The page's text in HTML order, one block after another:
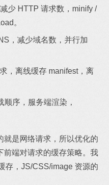
少 HTTP 请求数，minify /
。
，减少域名数，并行加
，离线缓存 manifest，离
序，服务端渲染，
就是网络请求，所以优化的
前端对请求的缓存策略。我
存，JS/CSS/image 资源的